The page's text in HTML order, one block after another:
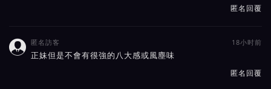
匿名回覆
 匿名訪客 18小时前
正妹但是不會有很強的八大感或風塵味
匿名回覆